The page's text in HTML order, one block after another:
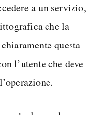
a un servizio,
che la
questa
l’utente che deve